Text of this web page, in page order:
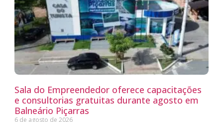
Sala do Empreendedor oferece capacitações
e consultorias gratuitas durante agosto em
Balneário Piçarras
6 de agosto de 2026